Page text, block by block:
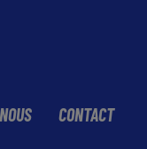
CONTACT